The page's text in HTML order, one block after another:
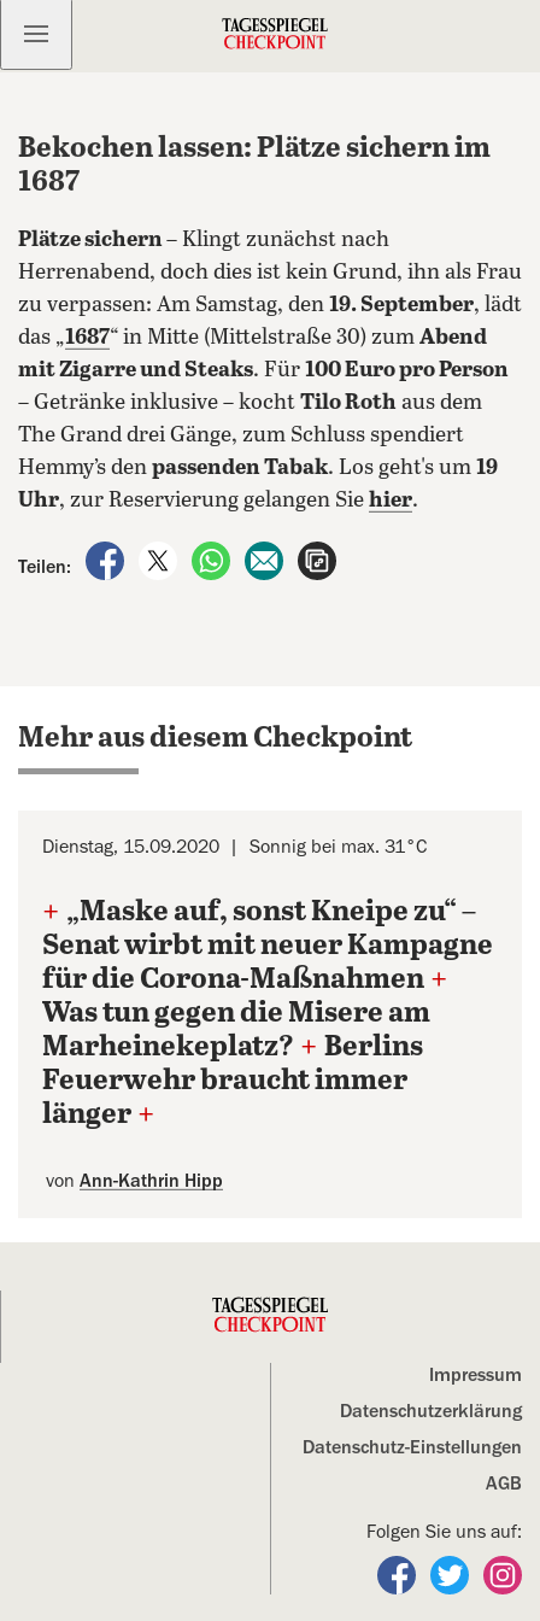
Kostenlos anmelden
Bekochen lassen: Plätze sichern im
1687
Plätze sichern– Klingt zunächst nach
Herrenabend, doch dies ist kein Grund, ihn als Frau
zu verpassen: Am Samstag, den 19. September, lädt
das „1687“ in Mitte (Mittelstraße 30) zum Abend
mit Zigarre und Steaks. Für 100 Euro pro Person
– Getränke inklusive – kocht Tilo Roth aus dem
The Grand drei Gänge, zum Schluss spendiert
Hemmy’s den passenden Tabak. Los geht's um 19
Uhr, zur Reservierung gelangen Sie hier.
Teilen:
auf Facebook teilen
auf X teilenper WhatsApp teilen
per E-Mail teilen
Mehr aus diesem Checkpoint
Dienstag, 15.09.2020 Sonnig bei max. 31°C
+ „Maske auf, sonst Kneipe zu“ –
Senat wirbt mit neuer Kampagne
für die Corona-Maßnahmen +
Was tun gegen die Misere am
Marheinekeplatz? + Berlins
Feuerwehr braucht immer
länger +
von Ann-Kathrin Hipp
Impressum
Datenschutz­erklärung
Datenschutz-Einstellungen
AGB
Folgen Sie uns auf:
Folgen Sie